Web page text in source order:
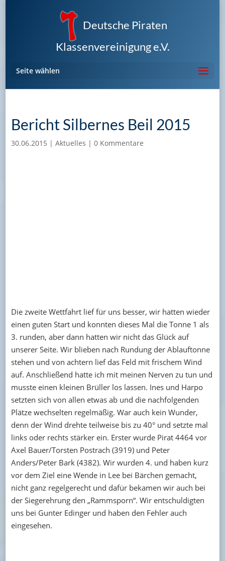
Deutsche Piraten
Klassenvereinigung e.V.
Seite wählen
Bericht Silbernes Beil 2015
30.06.2015 | Aktuelles | 0 Kommentare
Die zweite Wettfahrt lief für uns besser, wir hatten wieder
einen guten Start und konnten dieses Mal die Tonne 1 als
3. runden, aber dann hatten wir nicht das Glück auf
unserer Seite. Wir blieben nach Rundung der Ablauftonne
stehen und von achtern lief das Feld mit frischem Wind
auf. Anschließend hatte ich mit meinen Nerven zu tun und
musste einen kleinen Brüller los lassen. Ines und Harpo
setzten sich von allen etwas ab und die nachfolgenden
Plätze wechselten regelmäßig. War auch kein Wunder,
denn der Wind drehte teilweise bis zu 40° und setzte mal
links oder rechts stärker ein. Erster wurde Pirat 4464 vor
Axel Bauer/Torsten Postrach (3919) und Peter
Anders/Peter Bark (4382). Wir wurden 4. und haben kurz
vor dem Ziel eine Wende in Lee bei Bärchen gemacht,
nicht ganz regelgerecht und dafür bekamen wir auch bei
der Siegerehrung den „Rammsporn“. Wir entschuldigten
uns bei Gunter Edinger und haben den Fehler auch
eingesehen.